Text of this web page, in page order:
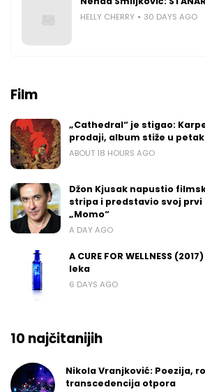
HELLY CHERRY 30 DAYS AGO
Film
„Cathedral“ je stigao:
prodaji, album stiže u petak
ABOUT 18 HOURS AGO
Džon Kjusak napustio
stripa i predstavio svoj
„Momo“
A DAY AGO
A CURE FOR WELLNESS
leka
6 DAYS AGO
10 najčitanijih
Nikola Vranjković: Poezija,
transcedencija otpora